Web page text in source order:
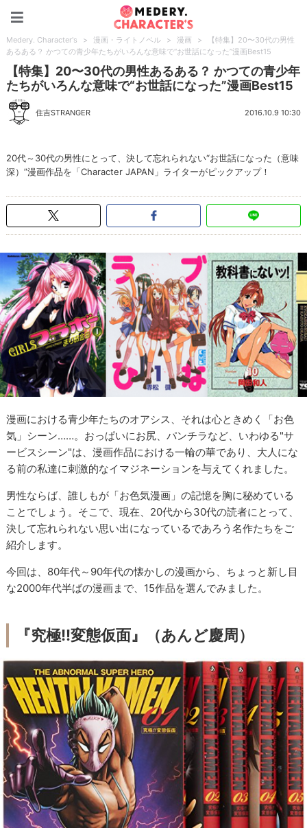
Medery. Character's > 漫画・ライトノベル > 漫画 >
【特集】20〜30代の男性
あるある？ かつての青少年たちがいろんな意味で“お世話になった”漫画Best15
【特集】20〜30代の男性あるある？ かつての青少年
たちがいろんな意味で“お世話になった”漫画Best15
住吉STRANGER 2016.10.9 10:30
20代～30代の男性にとって、決して忘れられない“お世話になった（意味
深）”漫画作品を「Character JAPAN」ライターがピックアップ！
漫画における青少年たちのオアシス、それは心ときめく「お色
気」シーン……。おっぱいにお尻、パンチラなど、いわゆる"サ
ービスシーン"は、漫画作品における一輪の華であり、大人にな
る前の私達に刺激的なイマジネーションを与えてくれました。
男性ならば、誰しもが「お色気漫画」の記憶を胸に秘めている
ことでしょう。そこで、現在、20代から30代の読者にとって、
決して忘れられない思い出になっているであろう名作たちをご
紹介します。
今回は、80年代～90年代の懐かしの漫画から、ちょっと新し目
な2000年代半ばの漫画まで、15作品を選んでみました。
『究極!!変態仮面』（あんど慶周）